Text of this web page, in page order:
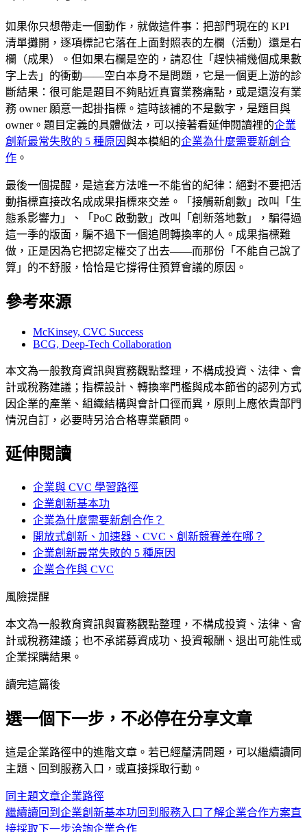
如果你只想帶走一個動作，就做這件事：把部門現在的 KPI
清單攤開，逐項標記它落在上面對照表的左欄（活動）還是右
欄（成果）。但如果右欄是空的，請忍住「趕快補幾個成果數
字上去」的衝動——空白本身不是問題，它是一個更上游的診
斷結果：很可能是題目不夠貼近真實業務痛點，或是還沒有業
務 owner 願意一起掛指標。這時該補的不是數字，是題目與
owner。題目定義的具體做法，可以接著看延伸閱讀裡的企業
創新最常失敗的 5 種原因與本模組的企業為什麼需要新創合
作 。
最後一個提醒，是這套方法唯一不能省的紀律：絕對不要把活
動指標直接改名成成果指標來交差。「接觸新創數」改叫「生
態系影響力」、「PoC 啟動數」改叫「創新落地數」，騙得過
這一季的版面，騙不過下一個追問轉換率的人。成果指標難
做，正是因為它把認定權交了出去——而那份「不能自己說了
算」的不舒服，恰恰是它撐得住預算會議的原因。
參考來源
McKinsey, CVC Success
BCG, Deep-Tech Collaboration
本文為一般教育資訊與實務觀點整理，不構成投資、法律、會
計或稅務建議；指標設計、轉換率門檻與成本節省的認列方式
因企業的產業、組織結構與會計口徑而異，原則上應依貴部門
情況自訂，必要時另洽合格專業顧問。
延伸閱讀
企業與 CVC 學習路徑
企業創新基本功
企業為什麼需要新創合作？
開放式創新、加速器、CVC、創新競賽差在哪？
企業創新最常失敗的 5 種原因
企業合作與 CVC
風險提醒
本文為一般教育資訊與實務觀點整理，不構成投資、法律、會
計或稅務建議；也不承諾募資成功、投資報酬、退出可能性或
企業採購結果。
讀完這篇後
選一個下一步，不必停在分享文章
這是企業路徑中的進階文章。若已經釐清問題，可以繼續讀同
主題、回到服務入口，或直接採取行動。
同主題文章企業路徑
繼續讀回到企業創新基本功回到服務入口 了解企業合作方案直
接採取下一步洽詢企業合作